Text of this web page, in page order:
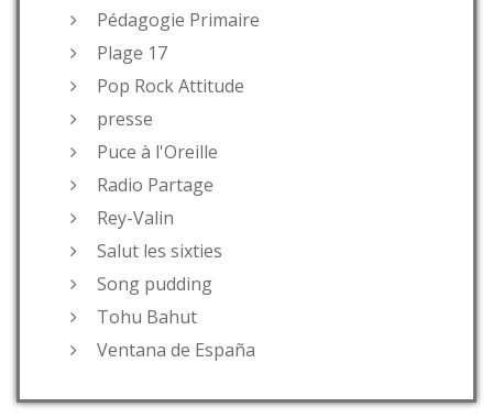
Pédagogie Primaire
Plage 17
Pop Rock Attitude
presse
Puce à l'Oreille
Radio Partage
Rey-Valin
Salut les sixties
Song pudding
Tohu Bahut
Ventana de España